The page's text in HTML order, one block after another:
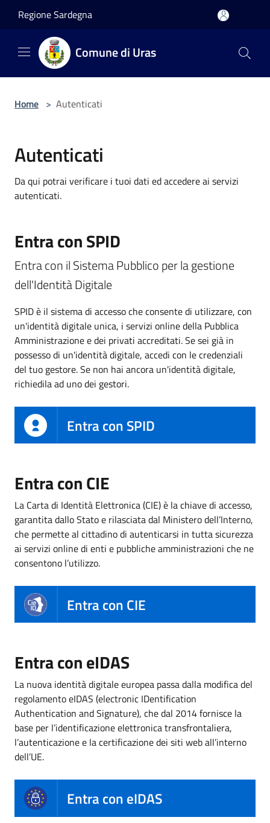
Regione Sardegna
Comune di Uras
Home > Autenticati
Autenticati
Da qui potrai verificare i tuoi dati ed accedere ai servizi
autenticati.
Entra con SPID
Entra con il Sistema Pubblico per la gestione
dell'Identità Digitale
SPID è il sistema di accesso che consente di utilizzare, con
un'identità digitale unica, i servizi online della Pubblica
Amministrazione e dei privati accreditati. Se sei già in
possesso di un'identità digitale, accedi con le credenziali
del tuo gestore. Se non hai ancora un'identità digitale,
richiedila ad uno dei gestori.
Entra con SPID
Entra con CIE
La Carta di Identità Elettronica (CIE) è la chiave di accesso,
garantita dallo Stato e rilasciata dal Ministero dell’Interno,
che permette al cittadino di autenticarsi in tutta sicurezza
ai servizi online di enti e pubbliche amministrazioni che ne
consentono l’utilizzo.
Entra con CIE
Entra con eIDAS
La nuova identità digitale europea passa dalla modifica del
regolamento eIDAS (electronic IDentification
Authentication and Signature), che dal 2014 fornisce la
base per l’identificazione elettronica transfrontaliera,
l’autenticazione e la certificazione dei siti web all’interno
dell’UE.
Entra con eIDAS